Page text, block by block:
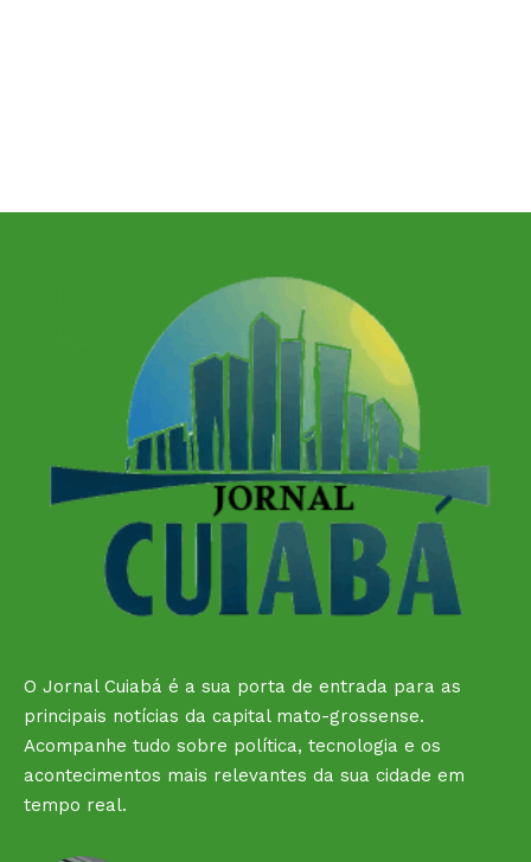
O Jornal Cuiabá é a sua porta de entrada para as
principais notícias da capital mato-grossense.
Acompanhe tudo sobre política, tecnologia e os
acontecimentos mais relevantes da sua cidade em
tempo real.